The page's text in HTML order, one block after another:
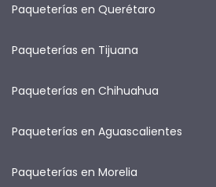
Paqueterías en Querétaro
Paqueterías en Tijuana
Paqueterías en Chihuahua
Paqueterías en Aguascalientes
Paqueterías en Morelia